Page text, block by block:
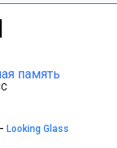
память
Looking Glass